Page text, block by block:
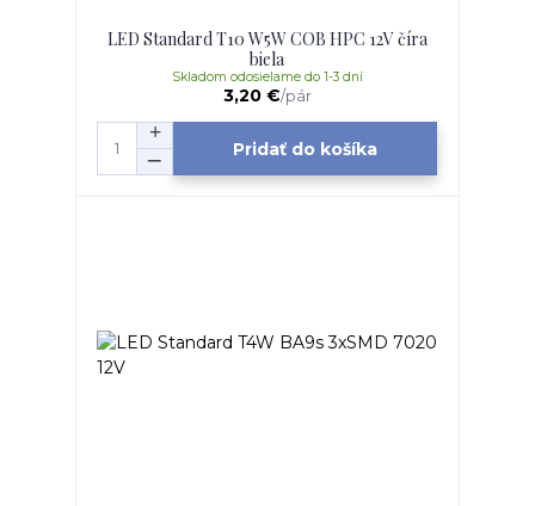
LED Standard T10 W5W COB HPC 12V číra
biela
3,20 €/pár
Skladom odosielame do 1-3 dní
Pridať do košíka